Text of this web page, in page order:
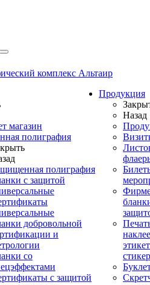
магазин
полиграфия
полиграфия
с защитой
добровольной
и
со
с защитой
Продукция
Назад